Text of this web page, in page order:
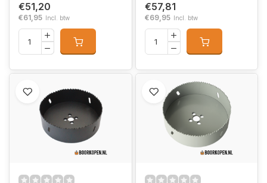
€51,20
€61,95 Incl. btw
€57,81
€69,95 Incl. btw